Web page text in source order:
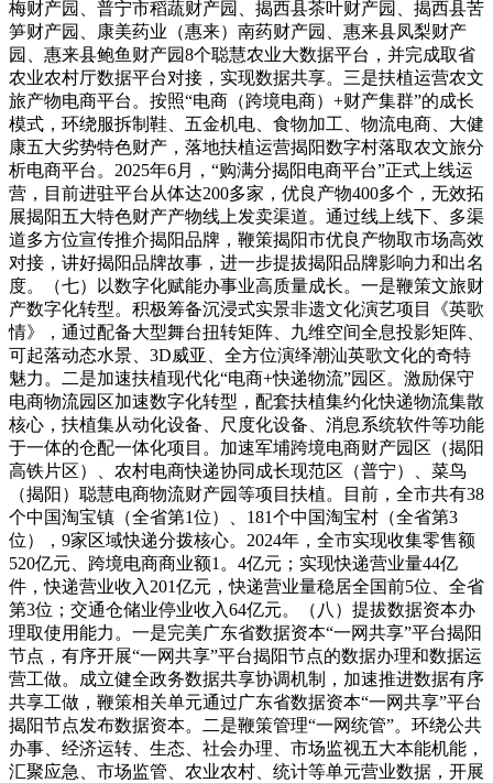
梅财产园、普宁市稻蔬财产园、揭西县茶叶财产园、揭西县苦
笋财产园、康美药业（惠来）南药财产园、惠来县凤梨财产
园、惠来县鲍鱼财产园8个聪慧农业大数据平台，并完成取省
农业农村厅数据平台对接，实现数据共享。三是扶植运营农文
旅产物电商平台。按照“电商（跨境电商）+财产集群”的成长
模式，环绕服拆制鞋、五金机电、食物加工、物流电商、大健
康五大劣势特色财产，落地扶植运营揭阳数字村落取农文旅分
析电商平台。2025年6月，“购满分揭阳电商平台”正式上线运
营，目前进驻平台从体达200多家，优良产物400多个，无效拓
展揭阳五大特色财产产物线上发卖渠道。通过线上线下、多渠
道多方位宣传推介揭阳品牌，鞭策揭阳市优良产物取市场高效
对接，讲好揭阳品牌故事，进一步提拔揭阳品牌影响力和出名
度。（七）以数字化赋能办事业高质量成长。一是鞭策文旅财
产数字化转型。积极筹备沉浸式实景非遗文化演艺项目《英歌
情》，通过配备大型舞台扭转矩阵、九维空间全息投影矩阵、
可起落动态水景、3D威亚、全方位演绎潮汕英歌文化的奇特
魅力。二是加速扶植现代化“电商+快递物流”园区。激励保守
电商物流园区加速数字化转型，配套扶植集约化快递物流集散
核心，扶植集从动化设备、尺度化设备、消息系统软件等功能
于一体的仓配一体化项目。加速军埔跨境电商财产园区（揭阳
高铁片区）、农村电商快递协同成长现范区（普宁）、菜鸟
（揭阳）聪慧电商物流财产园等项目扶植。目前，全市共有38
个中国淘宝镇（全省第1位）、181个中国淘宝村（全省第3
位），9家区域快递分拨核心。2024年，全市实现收集零售额
520亿元、跨境电商商业额1。4亿元；实现快递营业量44亿
件，快递营业收入201亿元，快递营业量稳居全国前5位、全省
第3位；交通仓储业停业收入64亿元。（八）提拔数据资本办
理取使用能力。一是完美广东省数据资本“一网共享”平台揭阳
节点，有序开展“一网共享”平台揭阳节点的数据办理和数据运
营工做。成立健全政务数据共享协调机制，加速推进数据有序
共享工做，鞭策相关单元通过广东省数据资本“一网共享”平台
揭阳节点发布数据资本。二是鞭策管理“一网统管”。环绕公共
办事、经济运转、生态、社会办理、市场监视五大本能机能，
汇聚应急、市场监管、农业农村、统计等单元营业数据，开展